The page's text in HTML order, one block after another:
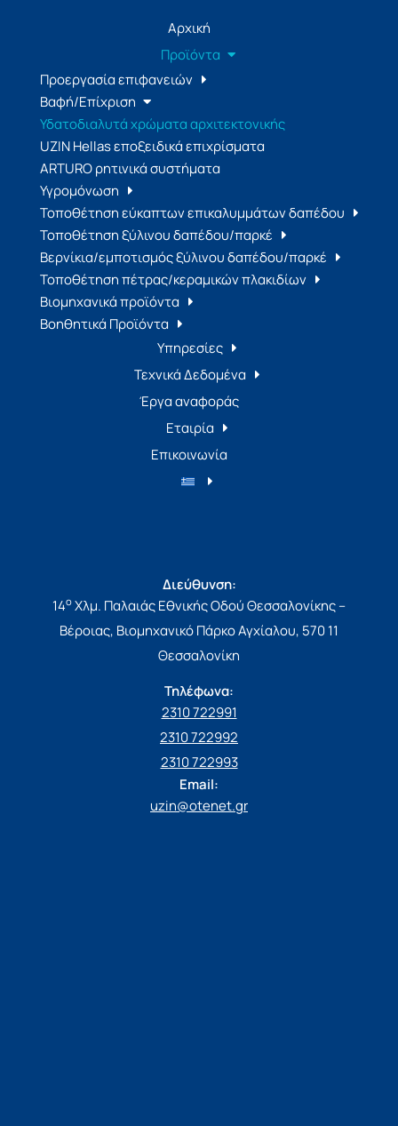
Αρχική
Προϊόντα
Προεργασία επιφανειών
Βαφή/Επίχριση
Υδατοδιαλυτά χρώματα αρχιτεκτονικής
UZIN Hellas εποξειδικά επιχρίσματα
ARTURO ρητινικά συστήματα
Υγρομόνωση
Τοποθέτηση εύκαπτων επικαλυμμάτων δαπέδου
Τοποθέτηση ξύλινου δαπέδου/παρκέ
Βερνίκια/εμποτισμός ξύλινου δαπέδου/παρκέ
Τοποθέτηση πέτρας/κεραμικών πλακιδίων
Βιομηχανικά προϊόντα
Βοηθητικά Προϊόντα
Υπηρεσίες
Τεχνικά Δεδομένα
Έργα αναφοράς
Εταιρία
Επικοινωνία
Διεύθυνση:
14ο Χλμ. Παλαιάς Εθνικής Οδού Θεσσαλονίκης –
Βέροιας, Βιομηχανικό Πάρκο Αγχίαλου, 570 11
Θεσσαλονίκη
Τηλέφωνα:
2310 722991
2310 722992
2310 722993
Email:
uzin@otenet.gr